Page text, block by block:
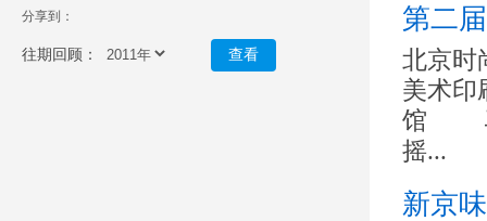
分享到：
往期回顾： 查看
第二
北京
美术
馆
摇...
新京